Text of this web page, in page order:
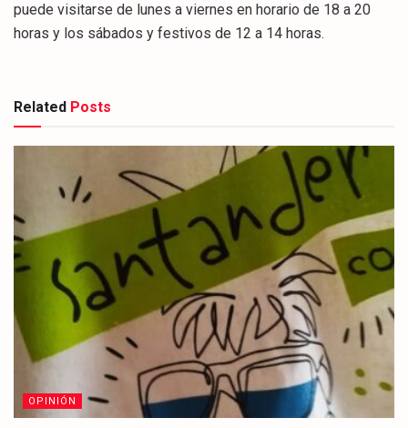
puede visitarse de lunes a viernes en horario de 18 a 20
horas y los sábados y festivos de 12 a 14 horas.
Related Posts
OPINIÓN